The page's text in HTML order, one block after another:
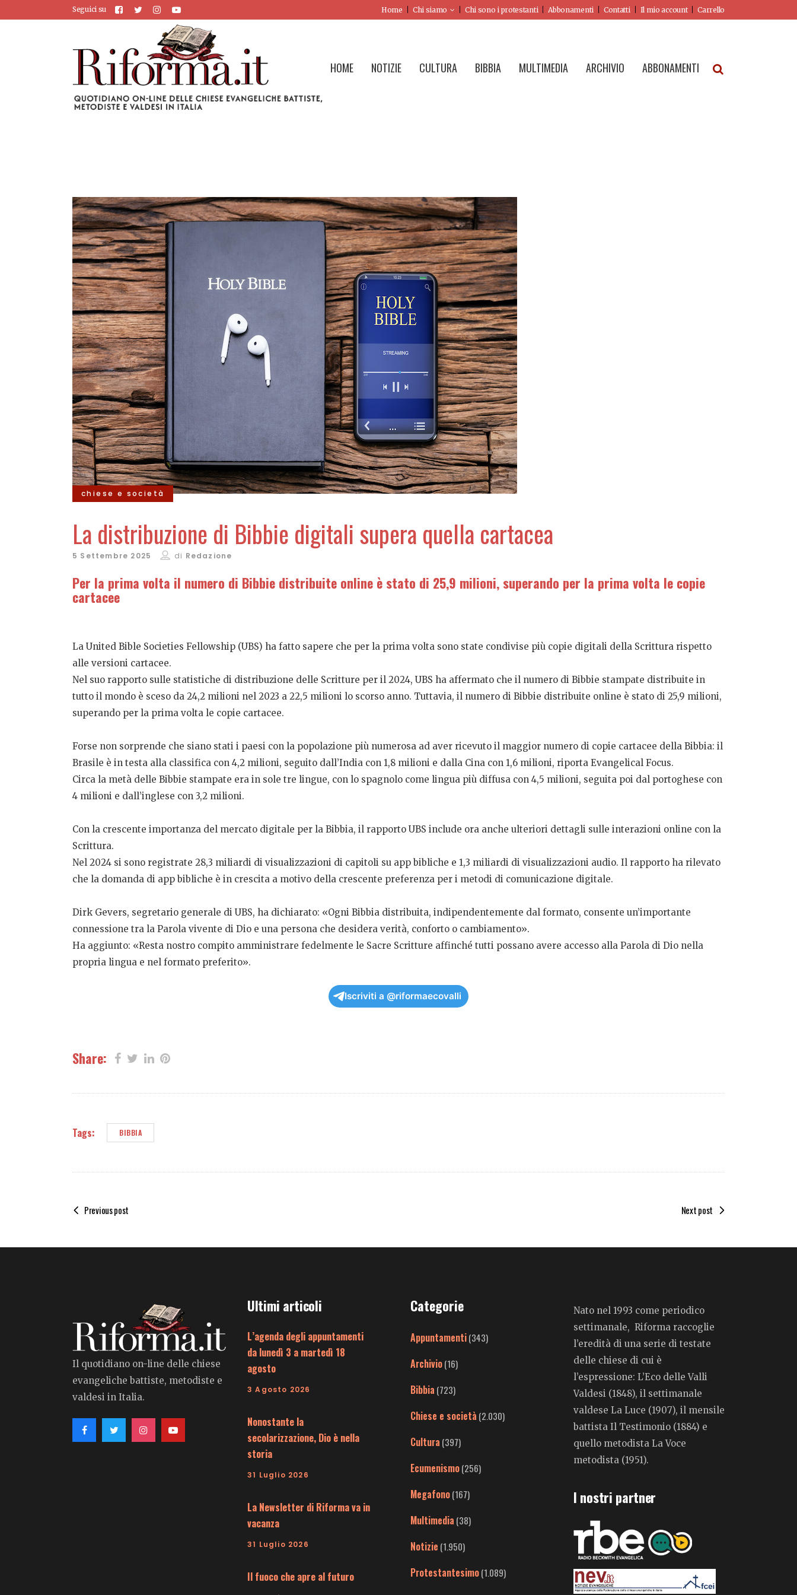
Seguici su Home Chi siamo Chi sono i protestanti Abbonamenti Contatti Il mio account Carrello
HOME NOTIZIE CULTURA BIBBIA MULTIMEDIA ARCHIVIO ABBONAMENTI
chiese e società
La distribuzione di Bibbie digitali supera quella cartacea
5 Settembre 2025 di Redazione
Per la prima volta il numero di Bibbie distribuite online è stato di 25,9 milioni, superando per la prima volta le copie
cartacee
La United Bible Societies Fellowship (UBS) ha fatto sapere che per la prima volta sono state condivise più copie digitali della Scrittura rispetto
alle versioni cartacee.
Nel suo rapporto sulle statistiche di distribuzione delle Scritture per il 2024, UBS ha affermato che il numero di Bibbie stampate distribuite in
tutto il mondo è sceso da 24,2 milioni nel 2023 a 22,5 milioni lo scorso anno. Tuttavia, il numero di Bibbie distribuite online è stato di 25,9 milioni,
superando per la prima volta le copie cartacee.
Forse non sorprende che siano stati i paesi con la popolazione più numerosa ad aver ricevuto il maggior numero di copie cartacee della Bibbia: il
Brasile è in testa alla classifica con 4,2 milioni, seguito dall’India con 1,8 milioni e dalla Cina con 1,6 milioni, riporta Evangelical Focus.
Circa la metà delle Bibbie stampate era in sole tre lingue, con lo spagnolo come lingua più diffusa con 4,5 milioni, seguita poi dal portoghese con
4 milioni e dall’inglese con 3,2 milioni.
Con la crescente importanza del mercato digitale per la Bibbia, il rapporto UBS include ora anche ulteriori dettagli sulle interazioni online con la
Scrittura.
Nel 2024 si sono registrate 28,3 miliardi di visualizzazioni di capitoli su app bibliche e 1,3 miliardi di visualizzazioni audio. Il rapporto ha rilevato
che la domanda di app bibliche è in crescita a motivo della crescente preferenza per i metodi di comunicazione digitale.
Dirk Gevers, segretario generale di UBS, ha dichiarato: «Ogni Bibbia distribuita, indipendentemente dal formato, consente un’importante
connessione tra la Parola vivente di Dio e una persona che desidera verità, conforto o cambiamento».
Ha aggiunto: «Resta nostro compito amministrare fedelmente le Sacre Scritture affinché tutti possano avere accesso alla Parola di Dio nella
propria lingua e nel formato preferito».
Iscriviti a @riformaecovalli
Share:
Tags: BIBBIA
Previous post Next post
Il quotidiano on-line delle chiese
evangeliche battiste, metodiste e
valdesi in Italia.
Ultimi articoli
L’agenda degli appuntamenti
da lunedì 3 a martedì 18
agosto
3 Agosto 2026
Nonostante la
secolarizzazione, Dio è nella
storia
31 Luglio 2026
La Newsletter di Riforma va in
vacanza
31 Luglio 2026
Il fuoco che apre al futuro
Categorie
Appuntamenti(343)
Archivio(16)
Bibbia (723)
Chiese e società (2.030)
Cultura (397)
Ecumenismo(256)
Megafono(167)
Multimedia (38)
Notizie (1.950)
Protestantesimo(1.089)
Nato nel 1993 come periodico
settimanale, Riforma raccoglie
l’eredità di una serie di testate
delle chiese di cui è
l’espressione: L’Eco delle Valli
Valdesi (1848), il settimanale
valdese La Luce (1907), il mensile
battista Il Testimonio (1884) e
quello metodista La Voce
metodista (1951).
I nostri partner